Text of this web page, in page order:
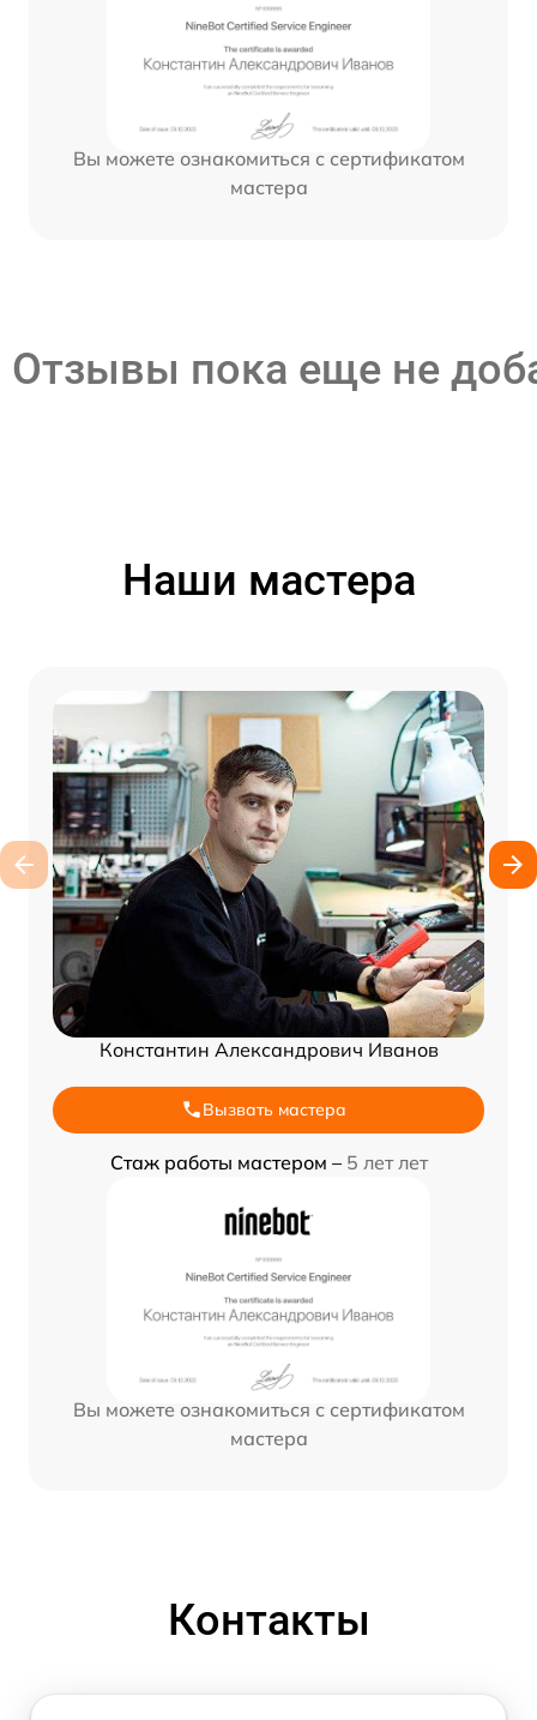
Вы можете ознакомиться с сертификатом
мастера
Отзывы пока еще не
Наши мастера
Константин Александрович Иванов
Вызвать мастера
Стаж работы мастером – 5 лет лет
Вы можете ознакомиться с сертификатом
мастера
Контакты